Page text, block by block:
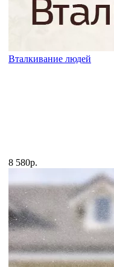
Вталкивание людей
8 580р.